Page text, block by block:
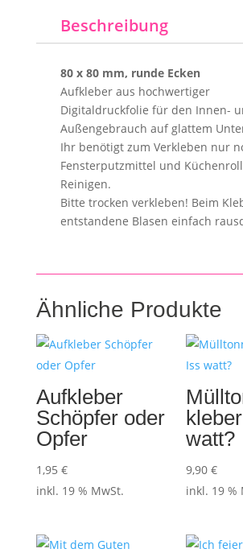
Beschreibung
80 x 80 mm, runde Ecken
Aufkleber aus hochwertiger
Digitaldruckfolie für den Innen-
Außengebrauch auf glattem
Ihr benötigt zum Verkleben nur
Fensterputzmittel und
Reinigen.
Bitte trocken verkleben! Beim
entstandene Blasen einfach
Ähnliche Produkte
Aufkleber
Schöpfer oder
Opfer
1,95 €
inkl. 19 % MwSt.
watt?
9,90€
inkl. 19 %